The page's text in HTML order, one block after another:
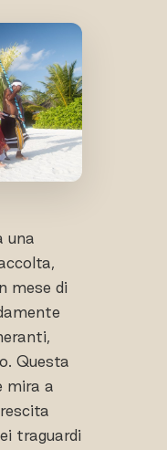
una
mese di
Questa
mira a
traguardi